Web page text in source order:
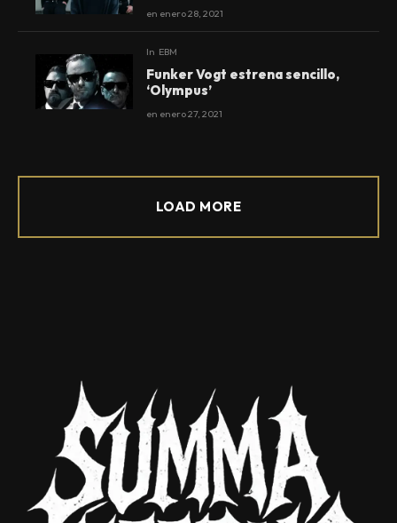
en enero 28, 2021
In EBM
Funker Vogt estrena sencillo,
‘Olympus’
en enero 27, 2021
LOAD MORE